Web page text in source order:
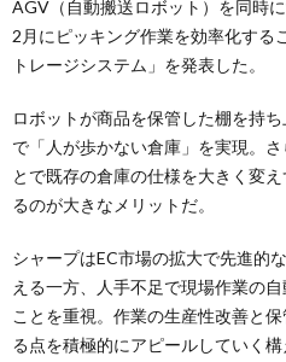
AGV（自動搬送ロボット）を同時
2月にピッキング作業を効率化する
トレージシステム」を発表した。
ロボットが商品を保管した棚を持
で「人が歩かない倉庫」を実現。
とで既存の倉庫の仕様を大きく変
るのが大きなメリットだ。
シャープはEC市場の拡大で先進的
える一方、人手不足で現場作業の
ことを重視。作業の生産性改善と
る点を積極的にアピールしていく構